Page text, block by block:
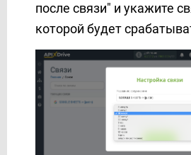
после связи" и укажите
которой будет